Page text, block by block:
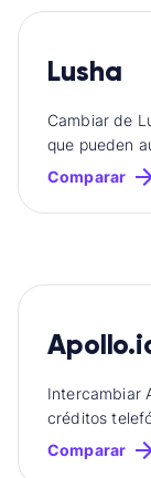
Lusha
Cambiar de
que pueden
Comparar
Intercambiar
créditos
Comparar